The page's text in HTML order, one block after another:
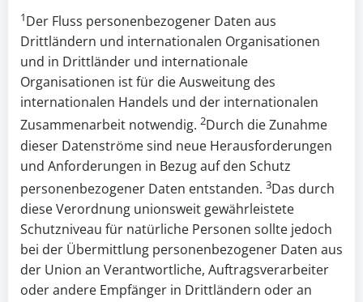
1Der Fluss personenbezogener Daten aus
Drittländern und internationalen Organisationen
und in Drittländer und internationale
Organisationen ist für die Ausweitung des
internationalen Handels und der internationalen
Zusammenarbeit notwendig. 2Durch die Zunahme
dieser Datenströme sind neue Herausforderungen
und Anforderungen in Bezug auf den Schutz
personenbezogener Daten entstanden. 3Das durch
diese Verordnung unionsweit gewährleistete
Schutzniveau für natürliche Personen sollte jedoch
bei der Übermittlung personenbezogener Daten aus
der Union an Verantwortliche, Auftragsverarbeiter
oder andere Empfänger in Drittländern oder an